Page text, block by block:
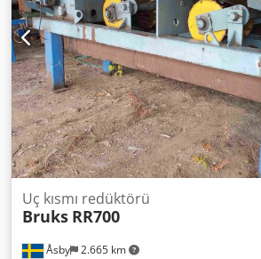
Åsby 2.665 km
Uç kısmı redüktörü
Bruks RR700